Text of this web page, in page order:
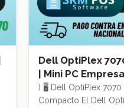
Dell OptiPlex
| Mini PC
) 🖥️ Dell OptiPlex
Compacto El Dell OptiPlex 7070 Tiny es un computador